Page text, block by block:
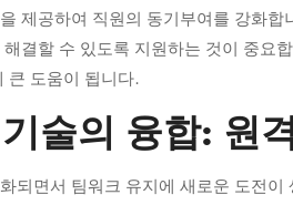
제공하여 직원의 동기부여를 강화
결할 수 있도록 지원하는 것이 중요
큰 도움이 됩니다.
술의 융합: 원
되면서 팀워크 유지에 새로운 도전